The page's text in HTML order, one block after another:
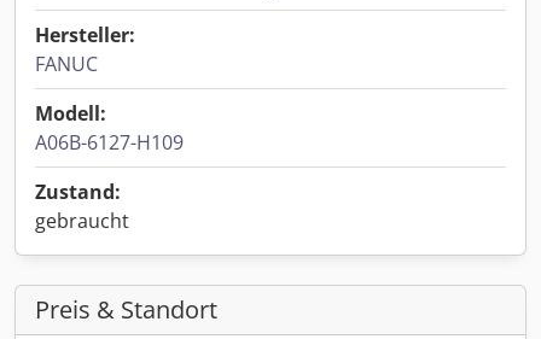
Hersteller:
FANUC
Modell:
A06B-6127-H109
Zustand:
gebraucht
Preis & Standort